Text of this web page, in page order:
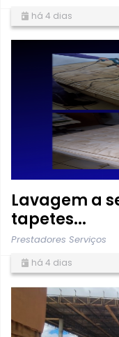
há 4 dias
Lavagem a
tapetes...
Prestadores Serviços
há 4 dias